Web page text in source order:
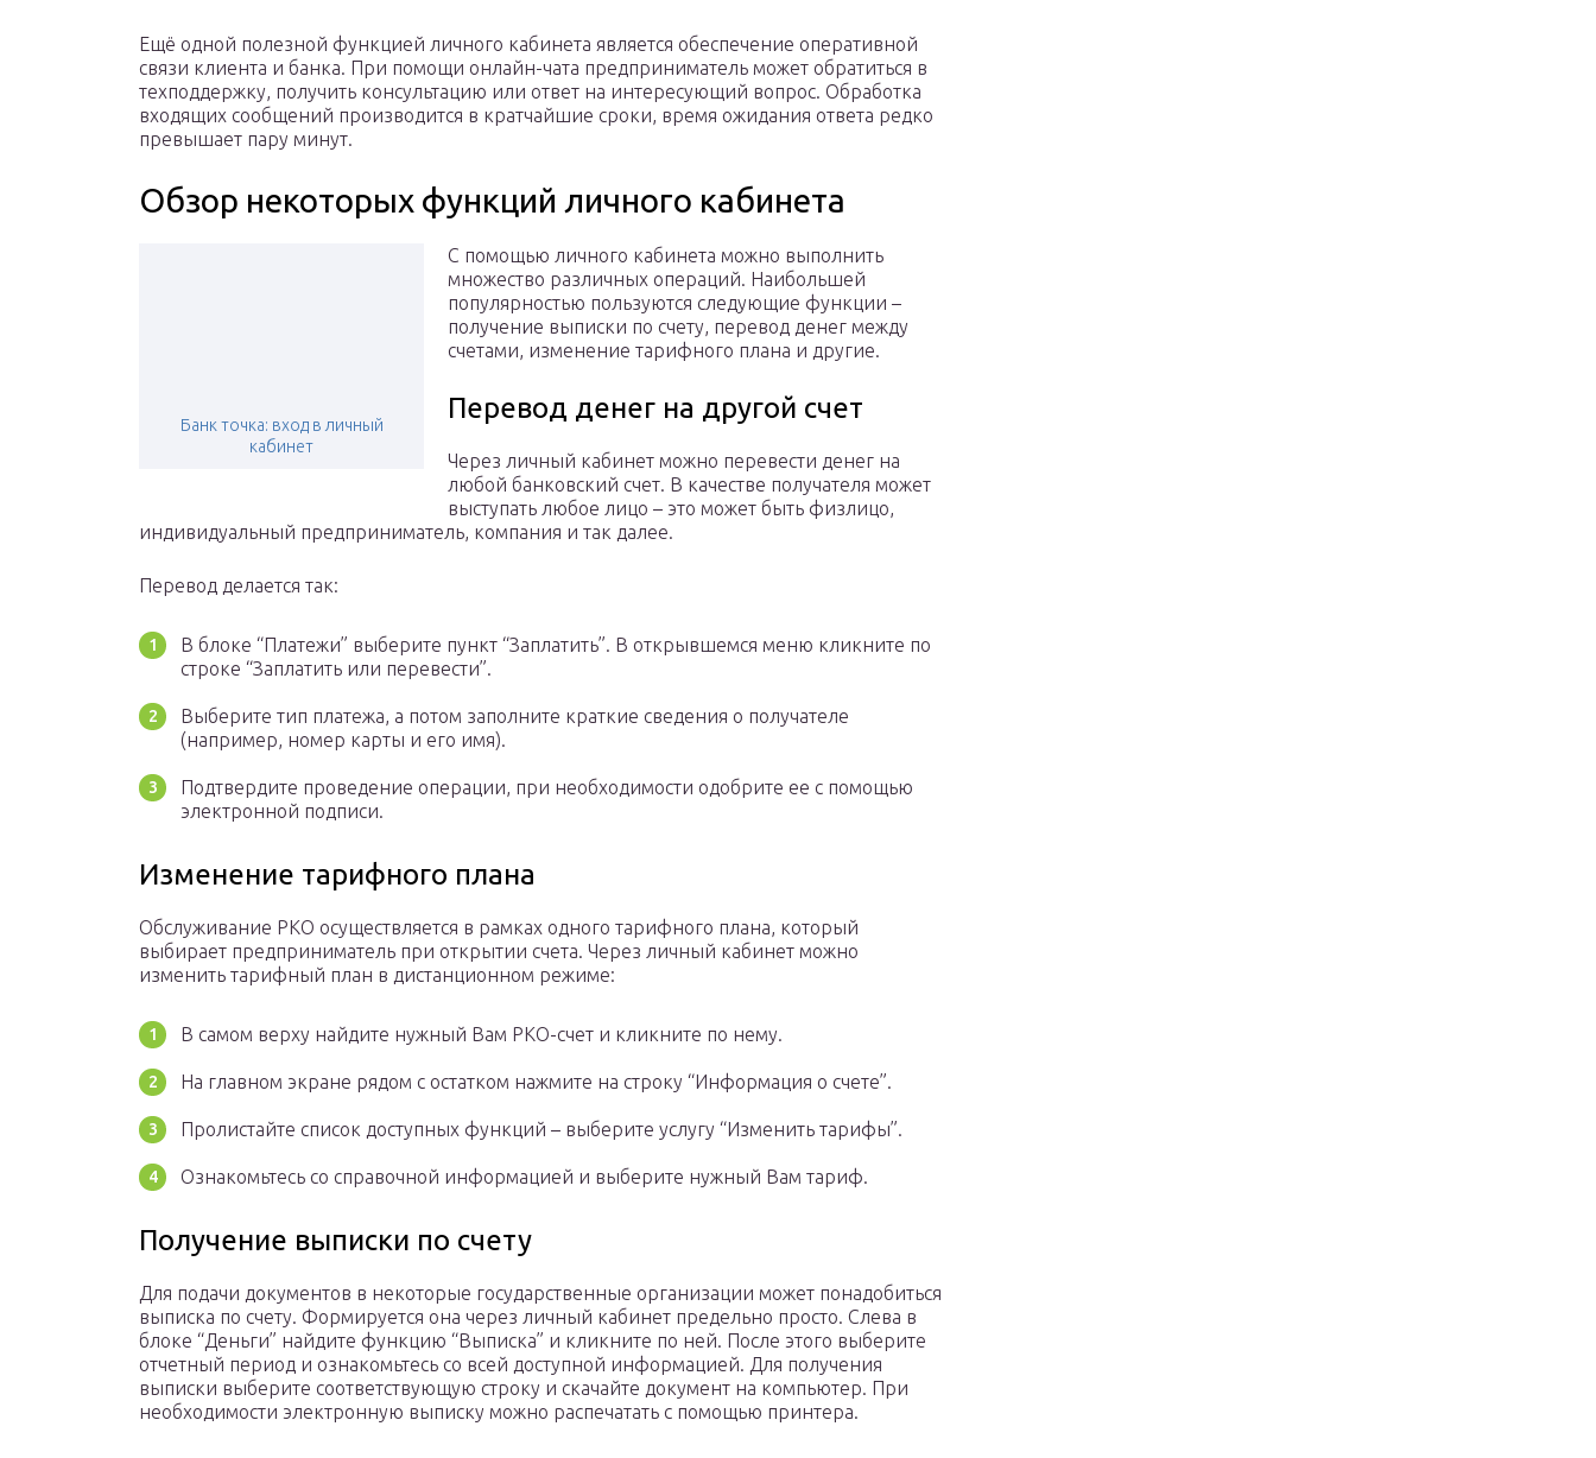
Ещё одной полезной функцией личного кабинета является обеспечение оперативной
связи клиента и банка. При помощи онлайн-чата предприниматель может обратиться в
техподдержку, получить консультацию или ответ на интересующий вопрос. Обработка
входящих сообщений производится в кратчайшие сроки, время ожидания ответа редко
превышает пару минут.
Обзор некоторых функций личного кабинета
Банк точка: вход в личный
кабинет
С помощью личного кабинета можно выполнить
множество различных операций. Наибольшей
популярностью пользуются следующие функции –
получение выписки по счету, перевод денег между
счетами, изменение тарифного плана и другие.
Перевод денег на другой счет
Через личный кабинет можно перевести денег на
любой банковский счет. В качестве получателя может
выступать любое лицо – это может быть физлицо,
индивидуальный предприниматель, компания и так далее.
Перевод делается так:
В блоке “Платежи” выберите пункт “Заплатить”. В открывшемся меню кликните по
строке “Заплатить или перевести”.
Выберите тип платежа, а потом заполните краткие сведения о получателе
(например, номер карты и его имя).
Подтвердите проведение операции, при необходимости одобрите ее с помощью
электронной подписи.
Изменение тарифного плана
Обслуживание РКО осуществляется в рамках одного тарифного плана, который
выбирает предприниматель при открытии счета. Через личный кабинет можно
изменить тарифный план в дистанционном режиме:
В самом верху найдите нужный Вам РКО-счет и кликните по нему.
На главном экране рядом с остатком нажмите на строку “Информация о счете”.
Пролистайте список доступных функций – выберите услугу “Изменить тарифы”.
Ознакомьтесь со справочной информацией и выберите нужный Вам тариф.
Получение выписки по счету
Для подачи документов в некоторые государственные организации может понадобиться
выписка по счету. Формируется она через личный кабинет предельно просто. Слева в
блоке “Деньги” найдите функцию “Выписка” и кликните по ней. После этого выберите
отчетный период и ознакомьтесь со всей доступной информацией. Для получения
выписки выберите соответствующую строку и скачайте документ на компьютер. При
необходимости электронную выписку можно распечатать с помощью принтера.